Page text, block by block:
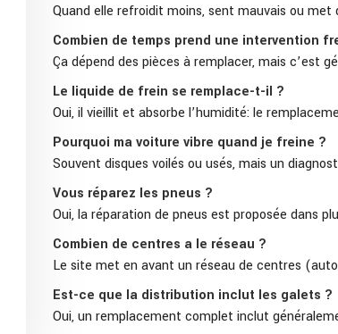
Quand elle refroidit moins, sent mauvais ou
Combien de temps prend une intervention
Ça dépend des pièces à remplacer, mais c’est
Le liquide de frein se remplace-t-il ?
Oui, il vieillit et absorbe l’humidité: le
Pourquoi ma voiture vibre quand je freine ?
Souvent disques voilés ou usés, mais un
Vous réparez les pneus ?
Oui, la réparation de pneus est proposée dans
Combien de centres a le réseau ?
Le site met en avant un réseau de centres
Est-ce que la distribution inclut les galets ?
Oui, un remplacement complet inclut